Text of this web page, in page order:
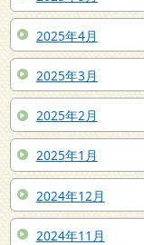
2025年4月
2025年3月
2025年2月
2025年1月
2024年12月
2024年11月